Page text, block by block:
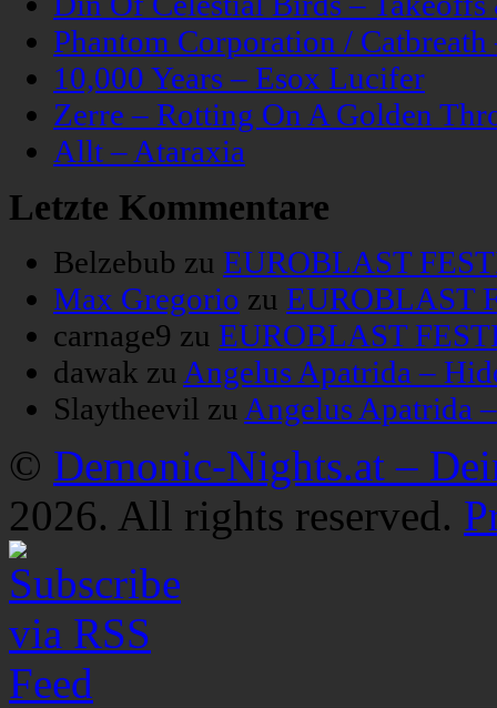
Phantom Corporation /
10,000 Years – Esox Lucifer
Zerre – Rotting On A Golden
Allt – Ataraxia
Letzte Kommentare
Belzebub zu EUROBLAST
Max Gregorio zu EUROBLAST
carnage9 zu EUROBLAST
dawak zu Angelus Apatrida –
Slaytheevil zu Angelus Apatrida
© Demonic-Nights.at –
2026. All rights reserved.